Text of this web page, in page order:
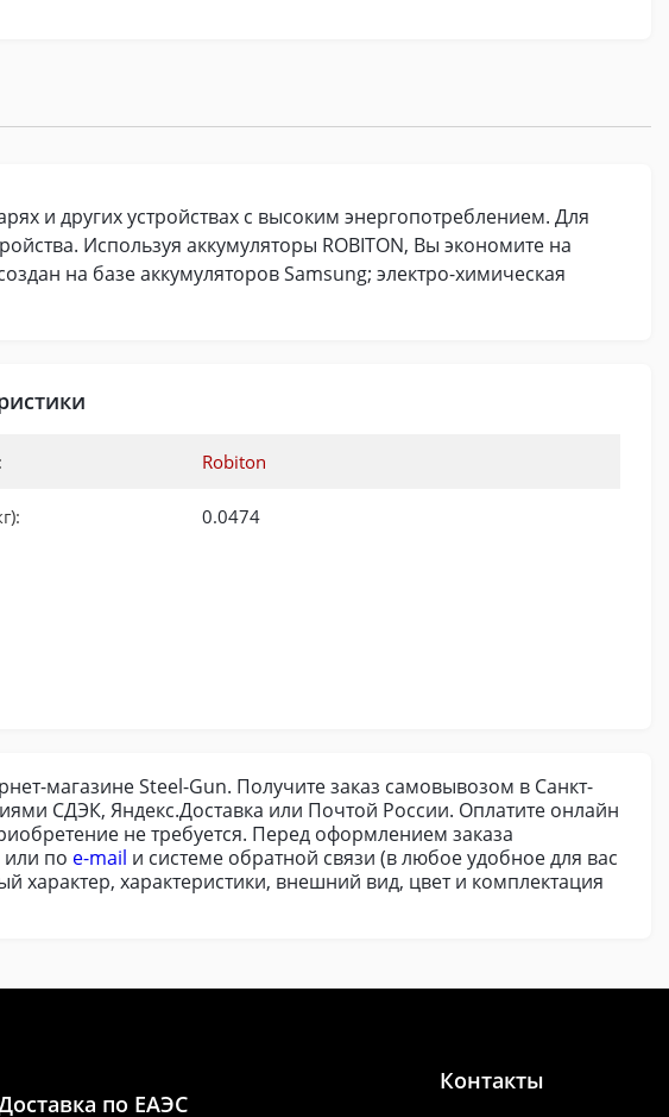
и других устройствах с высоким энергопотреблением. Для
Используя аккумуляторы ROBITON, Вы экономите на
на базе аккумуляторов Samsung; электро-химическая
Robiton
0.0474
магазине Steel-Gun. Получите заказ самовывозом в Санкт-
СДЭК, Яндекс.Доставка или Почтой России. Оплатите онлайн
не требуется. Перед оформлением заказа
по e-mail и системе обратной связи (в любое удобное для вас
характер, характеристики, внешний вид, цвет и комплектация
по ЕАЭС
Контакты